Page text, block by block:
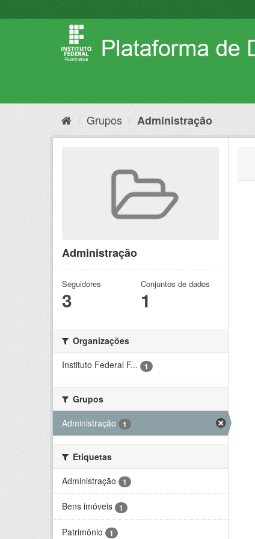
para
Grupos Administração
Administração
Seguidores
3
Conjuntos de dados
1
Organizações
Instituto Federal F...
1
Grupos
Administração
1
Etiquetas
Administração
1
Bens imóveis 1
Patrimônio 1